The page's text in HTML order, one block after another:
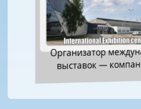
Организатор
выставок —